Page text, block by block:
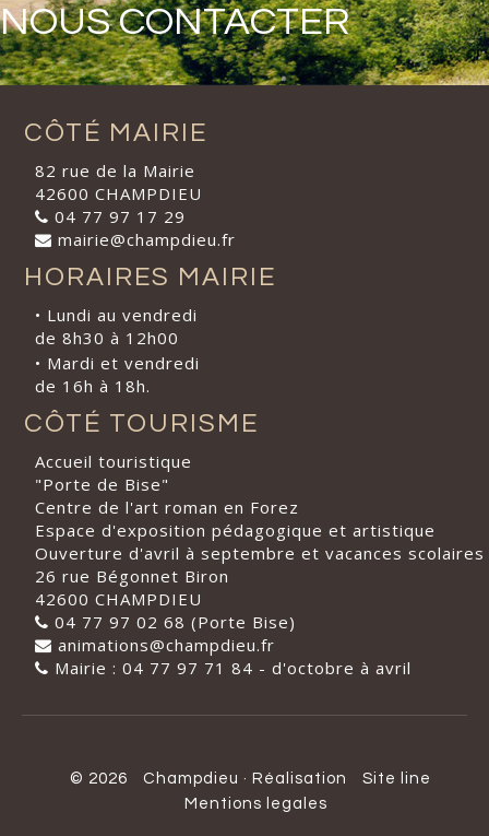
NOUS CONTACTER
CÔTÉ MAIRIE
82 rue de la Mairie
42600 CHAMPDIEU
04 77 97 17 29
mairie@champdieu.fr
HORAIRES MAIRIE
• Lundi au vendredi
de 8h30 à 12h00
• Mardi et vendredi
de 16h à 18h.
CÔTÉ TOURISME
Accueil touristique
"Porte de Bise"
Centre de l'art roman en Forez
Espace d'exposition pédagogique et artistique
Ouverture d'avril à septembre et vacances scolaires
26 rue Bégonnet Biron
42600 CHAMPDIEU
04 77 97 02 68 (Porte Bise)
animations@champdieu.fr
Mairie : 04 77 97 71 84 - d'octobre à avril
© 2026 Champdieu · Réalisation
Site line
Mentions legales